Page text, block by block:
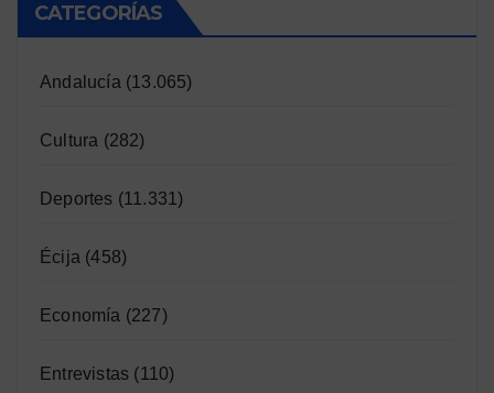
CATEGORÍAS
Andalucía (13.065)
Cultura (282)
Deportes (11.331)
Écija (458)
Economía (227)
Entrevistas (110)